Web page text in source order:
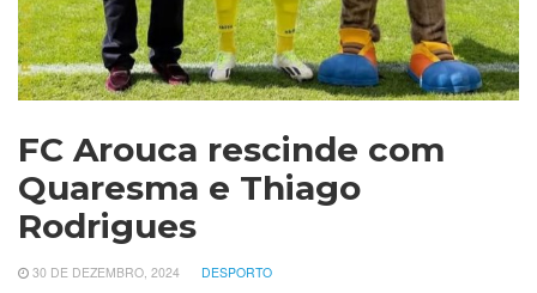
FC Arouca rescinde com
Quaresma e Thiago
Rodrigues
30 DE DEZEMBRO, 2024 DESPORTO